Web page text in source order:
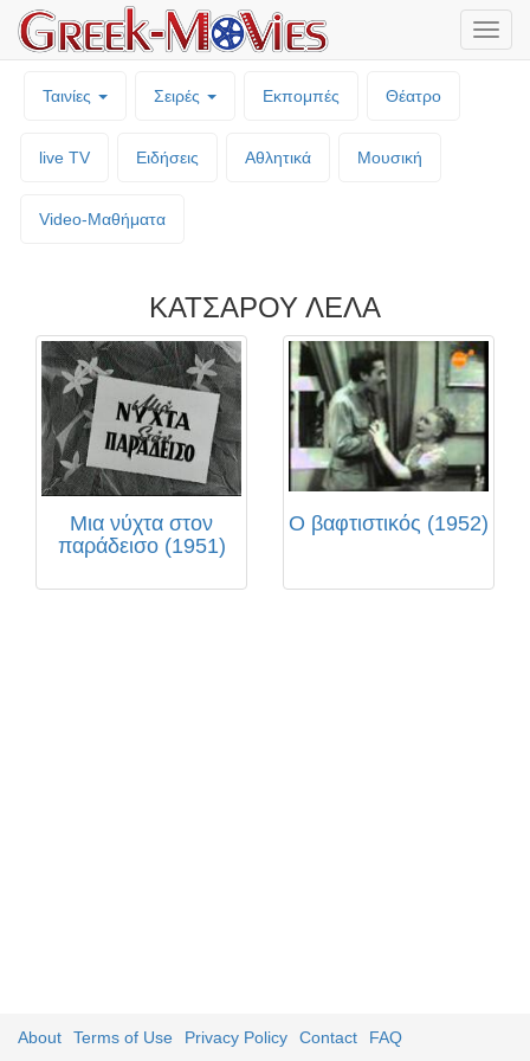
Ταινίες Σειρές Εκπομπές Θέατρο
live TV Ειδήσεις Αθλητικά Μουσική
Video-Mαθήματα
ΚΑΤΣΑΡΟΥ ΛΕΛΑ
Μια νύχτα στον
παράδεισο (1951)
Ο βαφτιστικός (1952)
About Terms of Use Privacy Policy Contact FAQ